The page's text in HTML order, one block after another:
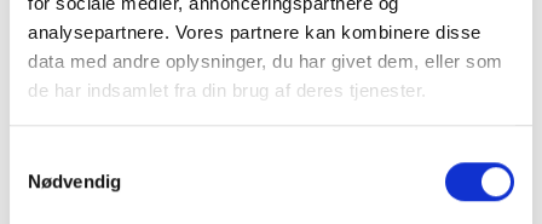
analysepartnere. Vores partnere kan kombinere disse
data med andre oplysninger, du har givet dem, eller som
de har indsamlet fra din brug af deres tjenester.
Nødvendig